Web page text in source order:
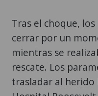
Tras el choque,
cerrar por un
mientras se
rescate. Los
trasladar al herido